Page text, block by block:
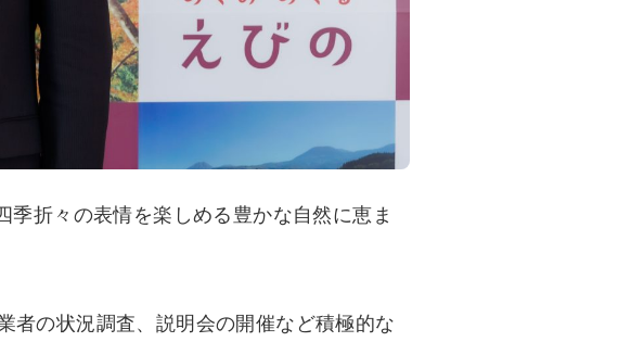
折々の表情を楽しめる豊かな自然に恵ま
者の状況調査、説明会の開催など積極的な